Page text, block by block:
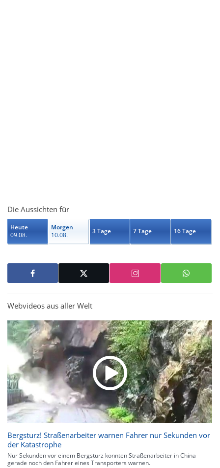
Die Aussichten für
Heute
09.08.
Morgen
10.08.
3 Tage 7 Tage 16 Tage
Webvideos aus aller Welt
Bergsturz! Straßenarbeiter warnen Fahrer nur Sekunden vor
der Katastrophe
Nur Sekunden vor einem Bergsturz konnten Straßenarbeiter in China
gerade noch den Fahrer eines Transporters warnen.